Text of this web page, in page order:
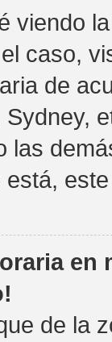
viendo
caso,
de
las
en
de la